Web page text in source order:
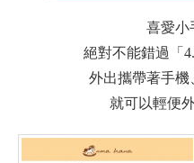
喜愛小
絕對不能錯過「
外出攜帶著手機
就可以輕便